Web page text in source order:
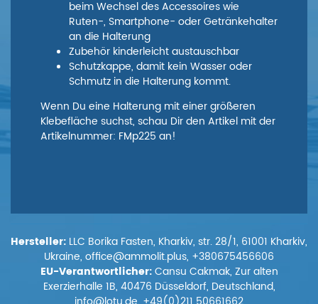
beim Wechsel des Accessoires wie
Ruten-, Smartphone- oder Getränkehalter
an die Halterung
Zubehör kinderleicht austauschbar
Schutzkappe, damit kein Wasser oder
Schmutz in die Halterung kommt.
Wenn Du eine Halterung mit einer größeren
Klebefläche suchst, schau Dir den Artikel mit der
Artikelnummer: FMp225 an!
Hersteller: LLC Borika Fasten, Kharkiv, str. 28/1, 61001 Kharkiv,
Ukraine, office@ammolit.plus, +380675456606
EU-Verantwortlicher:Cansu Cakmak, Zur alten
Exerzierhalle 1B, 40476 Düsseldorf, Deutschland,